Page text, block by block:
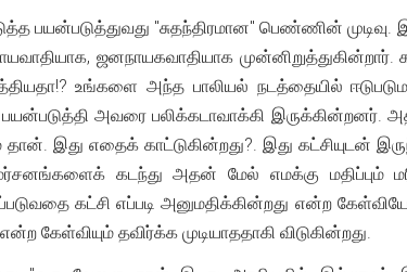
பயன்படுத்துவது "சுதந்திரமான" பெண்ணின்
ஜனநாயகவாதியாக
உங்களை அந்த பாலியல் நடத்தையில்
அவரை பலிக்கடாவாக்கி இருக்கின்றனர்.
இது எதைக் காட்டுகின்றது?. இது கட்சியுடன்
கடந்து அதன் மேல் எமக்கு மதிப்பும்
கட்சி எப்படி அனுமதிக்கின்றது என்ற
தவிர்க்க முடியாததாகி விடுகின்றது.